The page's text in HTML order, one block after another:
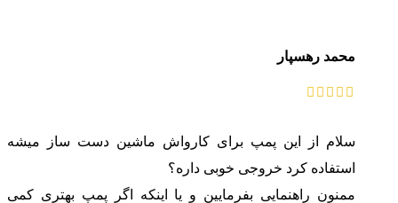
محمد رهسپار
سلام از این پمپ برای کارواش ماشین دست ساز میشه
استفاده کرد خروجی خوبی داره؟
ممنون راهنمایی بفرمایین و یا اینکه اگر پمپ بهتری کمی